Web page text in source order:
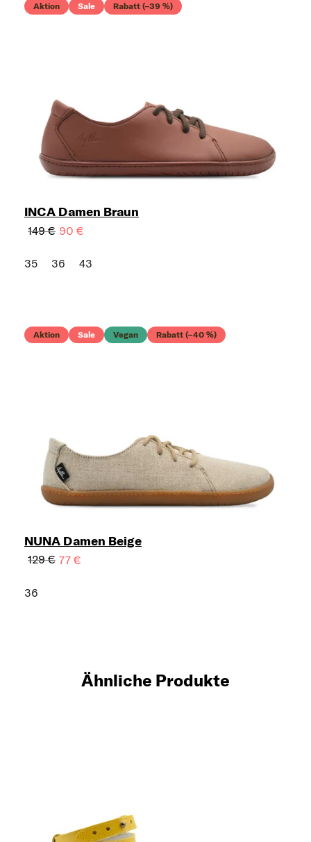
Aktion Sale Rabatt (–39 %)
INCA Damen Braun
149 € 90 €
35 36 43
Aktion Sale Vegan Rabatt (–40 %)
NUNA Damen Beige
129 € 77 €
36
Ähnliche Produkte